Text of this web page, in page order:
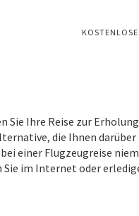
Sie Ihre Reise zur
die Ihnen
einer Flugzeugreise
im Internet oder